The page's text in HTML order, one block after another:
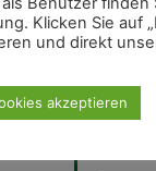
zum
Für
Klicken Sie auf
und direkt
akzeptieren